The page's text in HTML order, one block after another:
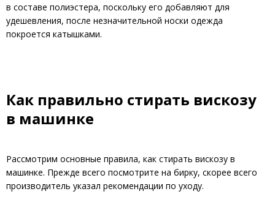
в составе полиэстера, поскольку его добавляют для
удешевления, после незначительной носки одежда
покроется катышками.
Как правильно стирать вискозу
в машинке
Рассмотрим основные правила, как стирать вискозу в
машинке. Прежде всего посмотрите на бирку, скорее всего
производитель указал рекомендации по уходу.